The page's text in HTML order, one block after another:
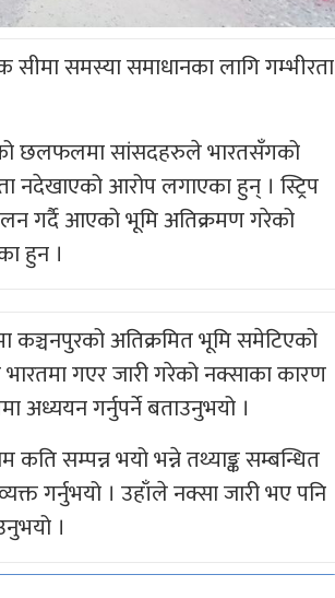
समस्या समाधानका लागि गम्भीरता
छलफलमा सांसदहरुले भारतसँगको
नदेखाएको आरोप लगाएका हुन् । स्ट्रिप
गर्दै आएको भूमि अतिक्रमण गरेको
हुन ।
कञ्चनपुरको अतिक्रमित भूमि समेटिएको
भारतमा गएर जारी गरेको नक्साका कारण
अध्ययन गर्नुपर्ने बताउनुभयो ।
सम्पन्न भयो भन्ने तथ्याङ्क सम्बन्धित
गर्नुभयो । उहाँले नक्सा जारी भए पनि
।